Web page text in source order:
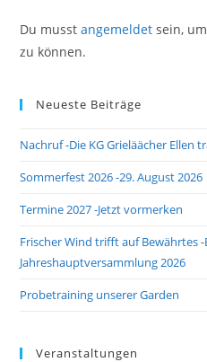
Du musstangemeldet sein,
zu können.
Neueste Beiträge
Nachruf -Die KG Grieläächer Ellen
Sommerfest 2026 -29. August 2026
Termine 2027 -Jetzt vormerken
Frischer Wind trifft auf Bewährtes
Jahreshauptversammlung 2026
Probetraining unserer Garden
Veranstaltungen